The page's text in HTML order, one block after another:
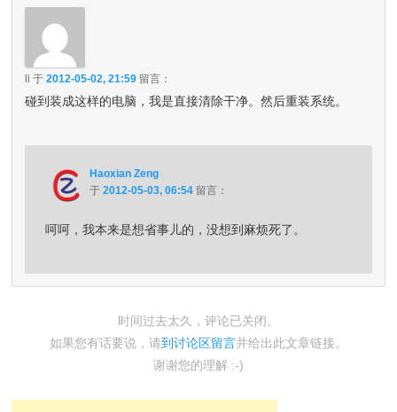
li 于2012-05-02, 21:59 留言：
碰到装成这样的电脑，我是直接清除干净。然后重装系统。
Haoxian Zeng
于2012-05-03, 06:54 留言：
呵呵，我本来是想省事儿的，没想到麻烦死了。
时间过去太久，评论已关闭。
如果您有话要说，请到讨论区留言并给出此文章链接。
谢谢您的理解 :-)